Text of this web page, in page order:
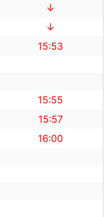
↓
↓
15:53
15:55
15:57
16:00